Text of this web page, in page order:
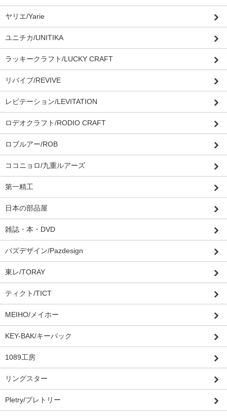
ヤリエ/Yarie
ユニチカ/UNITIKA
ラッキークラフト/LUCKY CRAFT
リバイブ/REVIVE
レビテーション/LEVITATION
ロデオクラフト/RODIO CRAFT
ロブルアー/ROB
ココニョロ/九重ルアーズ
第一精工
日本の部品屋
雑誌・本・DVD
パズデザイン/Pazdesign
東レ/TORAY
ティクト/TICT
MEIHO/メイホー
KEY-BAK/キーバック
1089工房
リングスター
Pletry/プレトリー